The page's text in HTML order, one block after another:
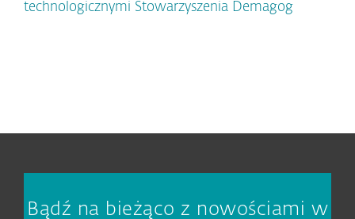
technologicznymi Stowarzyszenia Demagog